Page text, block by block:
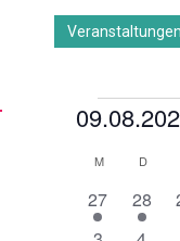
9.
Veranstaltungen